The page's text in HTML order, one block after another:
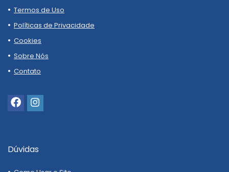
Termos de Uso
Políticas de Privacidade
Cookies
Sobre Nós
Contato
Dúvidas